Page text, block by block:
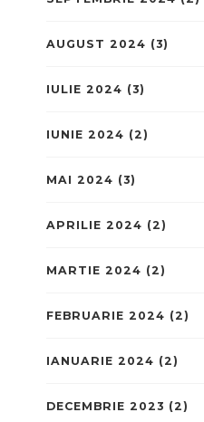
AUGUST 2024 (3)
IULIE 2024 (3)
IUNIE 2024 (2)
MAI 2024 (3)
APRILIE 2024 (2)
MARTIE 2024 (2)
FEBRUARIE 2024 (2)
IANUARIE 2024 (2)
DECEMBRIE 2023 (2)